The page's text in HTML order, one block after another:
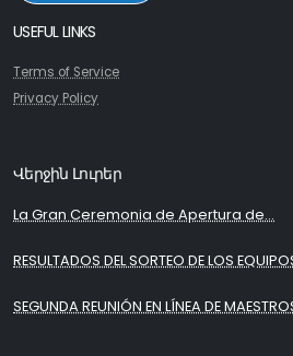
USEFUL LINKS
Terms of Service
Privacy Policy
Վերջին Լուրեր
La Gran Ceremonia de Apertura de...
RESULTADOS DEL SORTEO DE LOS
SEGUNDA REUNIÓN EN LÍNEA DE